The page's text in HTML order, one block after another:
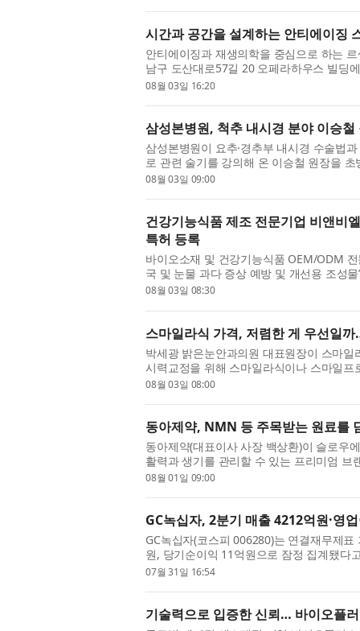
시간과 공간을 설계하는 안티에이징
안티에이징과 재생의학을 중심으로 하는
남구 도산대로57길 20 오페라하우스 빌딩
계와 문화예술계 인사를 초청해 개원식을
08월 03일 16:20
삼성본병원, 척추 내시경 분야 이승
삼성본병원이 요추·경추부 내시경 수술법
로 관련 술기를 강의해 온 이승철 원장을
척추관협착증 등 척추 질환 진료를 시작한
08월 03일 09:00
건강기능식품 제조 전문기업 비앤비
특허 등록
바이오소재 및 건강기능식품 OEM/ODM
국 및 눈물 과다 증상 예방 및 개선용 조성
호 제10-2934219호)는 2025년 4월 8일 출
08월 03일 08:30
스마일라식 가격, 저렴한 게 우선일
박세광 밝은눈안과의원 대표원장이 스마
시력교정을 위해 스마일라식이나 스마일
마다 안내하는 가격이 다르고, 이벤트까지
08월 03일 08:00
동아제약, NMN 등 주목받는 원료를
동아제약(대표이사 사장 백상환)이 슬로우
활력과 생기를 관리할 수 있는 프리미엄 브
장에서는 나이에 구애받지 않고 생기 있는
08월 01일 09:00
GC녹십자, 2분기 매출 4212억원·영
GC녹십자(코스피 006280)는 연결재무제
원, 당기순이익 11억원으로 잠정 집계됐다
자회사 제외 효과와 함께 계절성 고마진 품
07월 31일 16:54
기술력으로 입증한 신뢰… 바이오플